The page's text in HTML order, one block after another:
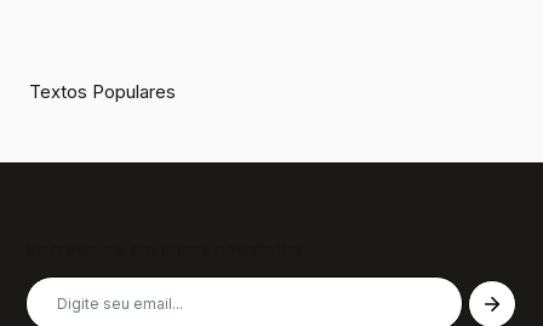
Textos Populares